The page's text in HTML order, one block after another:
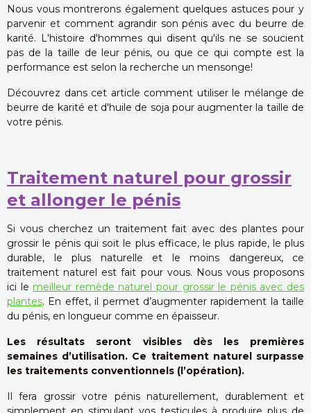
Nous vous montrerons également quelques astuces pour y
parvenir et comment agrandir son pénis avec du beurre de
karité. L'histoire d'hommes qui disent qu'ils ne se soucient
pas de la taille de leur pénis, ou que ce qui compte est la
performance est selon la recherche un mensonge!
Découvrez dans cet article comment utiliser le mélange de
beurre de karité et d'huile de soja pour augmenter la taille de
votre pénis.
Traitement naturel pour grossir
et allonger le pénis
Si vous cherchez un traitement fait avec des plantes pour
grossir le pénis qui soit le plus efficace, le plus rapide, le plus
durable, le plus naturelle et le moins dangereux, ce
traitement naturel est fait pour vous. Nous vous proposons
ici le meilleur remède naturel pour grossir le pénis avec des
plantes. En effet, il permet d’augmenter rapidement la taille
du pénis, en longueur comme en épaisseur.
Les résultats seront visibles dès les premières
semaines d’utilisation. Ce traitement naturel surpasse
les traitements conventionnels (l’opération).
Il fera grossir votre pénis naturellement, durablement et